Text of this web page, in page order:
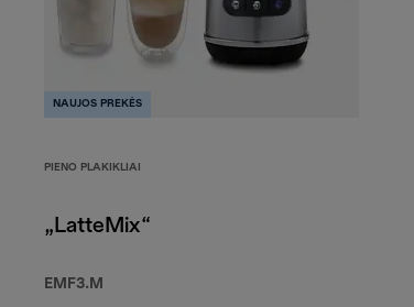
NAUJOS PREKĖS
PIENO PLAKIKLIAI
„LatteMix“
EMF3.M